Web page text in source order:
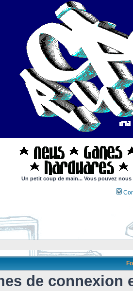
Un petit coup de main... Vous pouvez
de connexion